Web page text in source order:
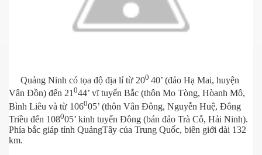
Quảng Ninh có tọa độ địa lí từ 200 40’ (đảo Hạ Mai, huyện
Vân Đồn) đến 21 044’ vĩ tuyến Bắc (thôn Mo Tòng, Hòanh Mô,
Bình Liêu và từ 106005’ (thôn Vân Đông, Nguyễn Huệ, Đông
Triều đến 108005’ kinh tuyến Đông (bán đảo Trà Cỗ, Hải Ninh).
Phía bắc giáp tỉnh QuảngTây của Trung Quốc, biên giới dài 132
km.